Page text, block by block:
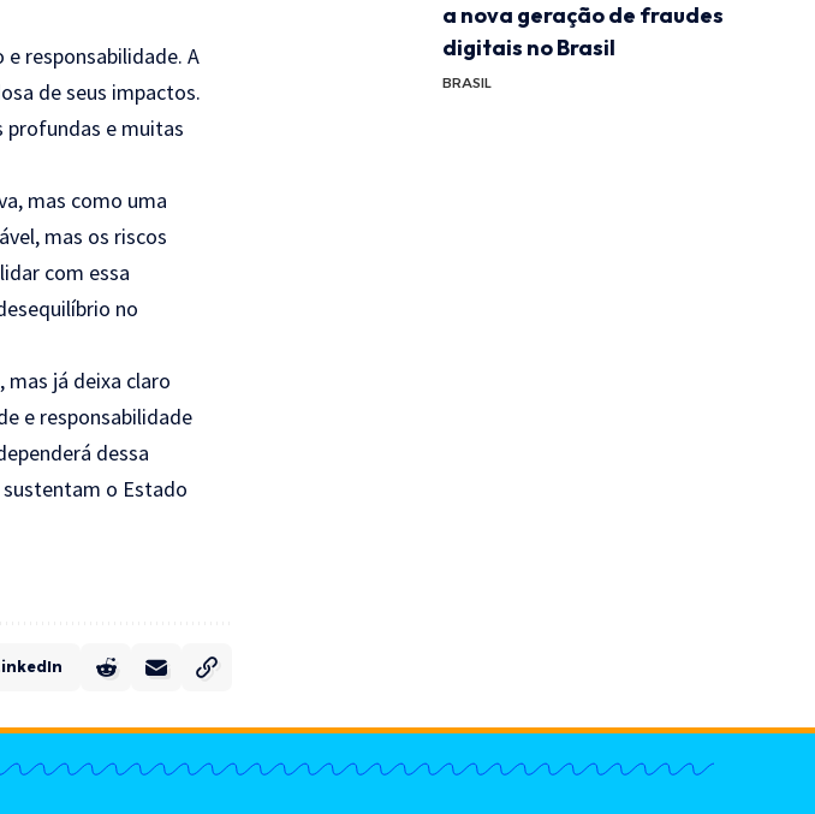
responsabilidade. A
de seus impactos.
profundas e muitas
mas como uma
mas os riscos
com essa
no
mas já deixa claro
e responsabilidade
dessa
o Estado
a nova geração de fraudes
digitais no Brasil
BRASIL